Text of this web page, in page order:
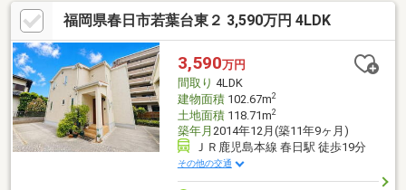
福岡県春日市若葉台東２ 3,590万円 4LDK
3,590万円
間取り 4LDK
建物面積102.67m2
土地面積118.71m2
築年月 2014年12月(築11年9ヶ月)
ＪＲ鹿児島本線 春日駅 徒歩19分
その他の交通